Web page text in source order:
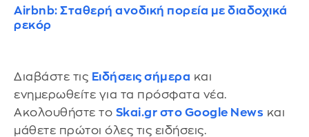
Airbnb: Σταθερή ανοδική πορεία με διαδοχικά
ρεκόρ
Διαβάστε τις Ειδήσεις σήμερα και
ενημερωθείτε για τα πρόσφατα νέα.
Ακολουθήστε το Skai.gr στο Google News και
μάθετε πρώτοι όλες τις ειδήσεις.